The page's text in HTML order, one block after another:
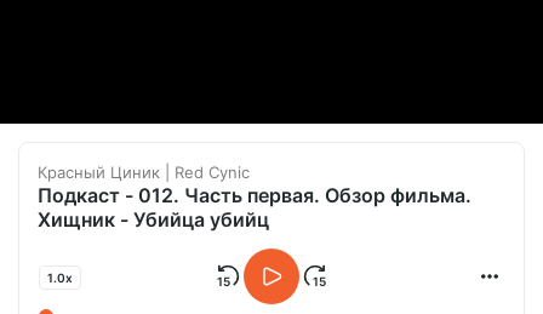
Красный Циник | Red Cynic
Подкаст - 012. Часть первая. Обзор фильма.
Хищник - Убийца убийц
1.0x